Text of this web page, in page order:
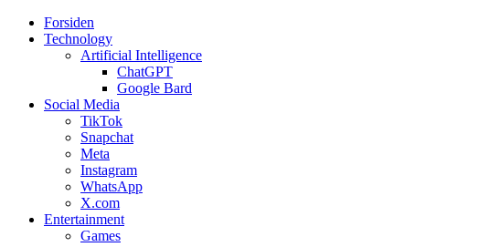
Web3zero.dk
Web3zero.dk
Forsiden
Technology
Artificial Intelligence
ChatGPT
Google Bard
Social Media
TikTok
Snapchat
Meta
Instagram
WhatsApp
X.com
Entertainment
Games